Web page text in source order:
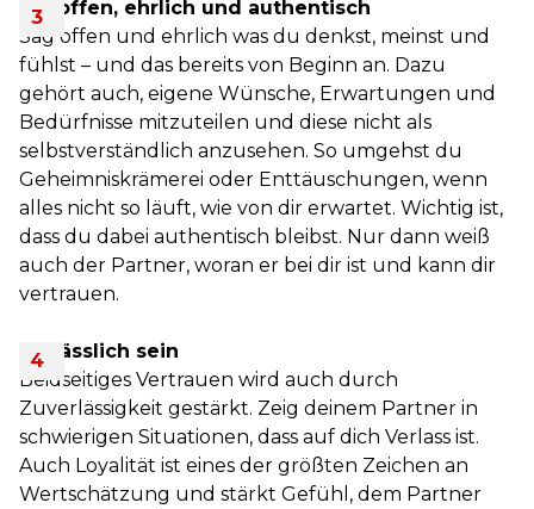
Sei offen, ehrlich und authentisch
Sag offen und ehrlich was du denkst, meinst und
fühlst – und das bereits von Beginn an. Dazu
gehört auch, eigene Wünsche, Erwartungen und
Bedürfnisse mitzuteilen und diese nicht als
selbstverständlich anzusehen. So umgehst du
Geheimniskrämerei oder Enttäuschungen, wenn
alles nicht so läuft, wie von dir erwartet. Wichtig ist,
dass du dabei authentisch bleibst. Nur dann weiß
auch der Partner, woran er bei dir ist und kann dir
vertrauen.
Verlässlich sein
Beidseitiges Vertrauen wird auch durch
Zuverlässigkeit gestärkt. Zeig deinem Partner in
schwierigen Situationen, dass auf dich Verlass ist.
Auch Loyalität ist eines der größten Zeichen an
Wertschätzung und stärkt Gefühl, dem Partner